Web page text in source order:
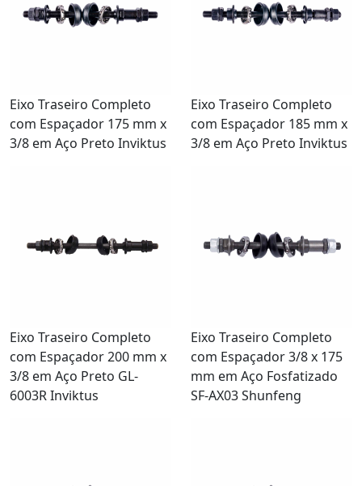
Eixo Traseiro Completo
com Espaçador 175 mm x
3/8 em Aço Preto Inviktus
Eixo Traseiro Completo
com Espaçador 185 mm x
3/8 em Aço Preto Inviktus
Eixo Traseiro Completo
com Espaçador 200 mm x
3/8 em Aço Preto GL-
6003R Inviktus
Eixo Traseiro Completo
com Espaçador 3/8 x 175
mm em Aço Fosfatizado
SF-AX03 Shunfeng